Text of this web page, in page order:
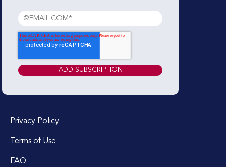
Privacy Policy
Terms of Use
FAQ